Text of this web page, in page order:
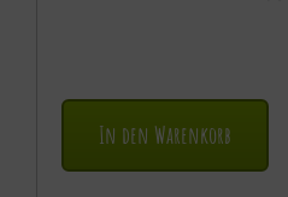
In den Warenkorb